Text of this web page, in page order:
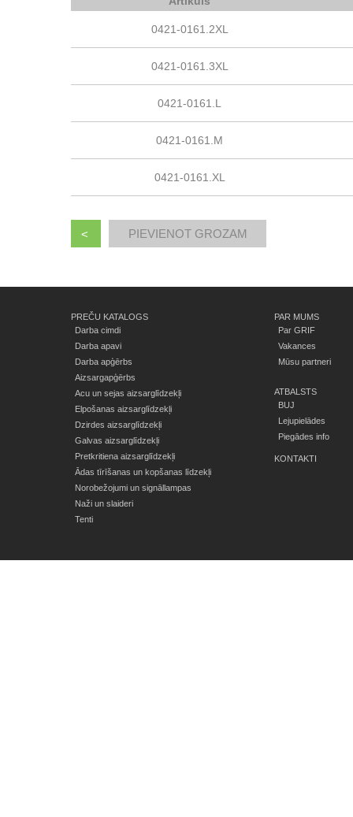
0421-0161.2XL
0421-0161.3XL
0421-0161.L
0421-0161.M
0421-0161.XL
<
PREČU KATALOGS
Darba cimdi
Darba apavi
Darba apģērbs
Aizsargapģērbs
Acu un sejas aizsarglīdzekļi
Elpošanas aizsarglīdzekļi
Dzirdes aizsarglīdzekļi
Galvas aizsarglīdzekļi
Pretkritiena aizsarglīdzekļi
Ādas tīrīšanas un kopšanas līdzekļi
Norobežojumi un signāllampas
Naži un slaideri
Tenti
PAR MUMS
Par GRIF
Vakances
Mūsu partneri
ATBALSTS
BUJ
Lejupielādes
Piegādes info
KONTAKTI